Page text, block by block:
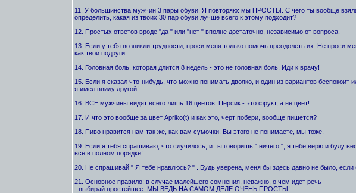
11. У большинства мужчин 3 пары обуви. Я повторяю: мы ПРОСТЫ. С чего ты вообще
определить, какая из твоих 30 пар обуви лучше всего к этому подходит?
12. Простых ответов вроде "да " или "нет " вполне достаточно, независимо от вопроса.
13. Если у тебя возникли трудности, проси меня только помочь преодолеть их. Не проси
как твои подруги.
14. Головная боль, которая длится 8 недель - это не головная боль. Иди к врачу!
15. Если я сказал что-нибудь, что можно понимать двояко, и один из вариантов беспокоит
я имел ввиду другой!
16. ВСЕ мужчины видят всего лишь 16 цветов. Персик - это фрукт, а не цвет!
17. И что это вообще за цвет Apriko(t) и как это, черт побери, вообще пишется?
18. Пиво нравится нам так же, как вам сумочки. Вы этого не понимаете, мы тоже.
19. Если я тебя спрашиваю, что случилось, и ты говоришь " ничего ", я тебе верю и буду
все в полном порядке!
20. Не спрашивай " Я тебе нравлюсь? " . Будь уверена, меня бы здесь давно не было, если
21. Основное правило: в случае малейшего сомнения, неважно, о чем идет речь
- выбирай простейшее. МЫ ВЕДЬ НА САМОМ ДЕЛЕ ОЧЕНЬ ПРОСТЫ!